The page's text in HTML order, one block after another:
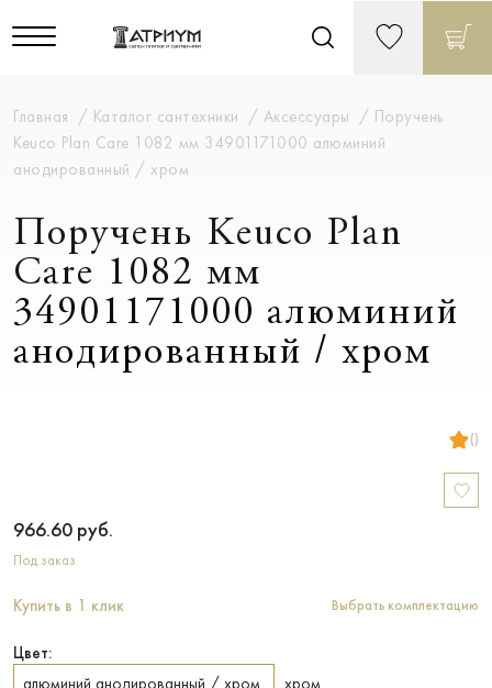
Главная Каталог сантехники Аксессуары
Поручень
Keuco Plan Care 1082 мм 34901171000 алюминий
анодированный / хром
Поручень Keuco Plan
Care 1082 мм
34901171000 алюминий
анодированный / хром
()
966.60 руб.
Под заказ
Купить в 1 клик Выбрать комплектацию
Цвет:
алюминий анодированный / хром
хром